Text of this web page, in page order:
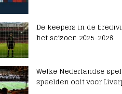
De keepers in de
het seizoen 2025-2026
Welke Nederlandse
speelden ooit voor